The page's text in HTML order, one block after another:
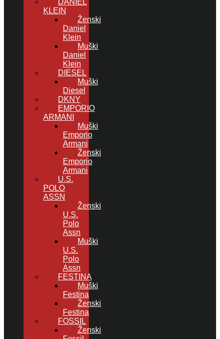
DANIEL
KLEIN
Ženski
Daniel
Klein
Muški
Daniel
Klein
DIESEL
Muški
Diesel
DKNY
EMPORIO
ARMANI
Muški
Emporio
Armani
Ženski
Emporio
Armani
U.S.
POLO
ASSN
Ženski
U.S.
Polo
Assn
Muški
U.S.
Polo
Assn
FESTINA
Muški
Festina
Ženski
Festina
FOSSIL
Ženski